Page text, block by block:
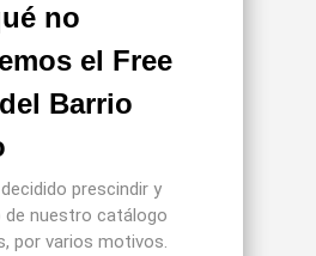
no
el Free
Barrio
prescindir y
de nuestro catálogo
por varios motivos.